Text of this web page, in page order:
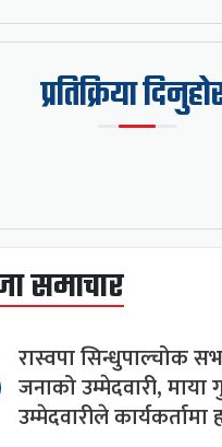
प्रतिक्रिया
समाचार
रास्वपा सिन्धुपाल्चोक
जनाको उम्मेदवारी,
उम्मेदवारीले